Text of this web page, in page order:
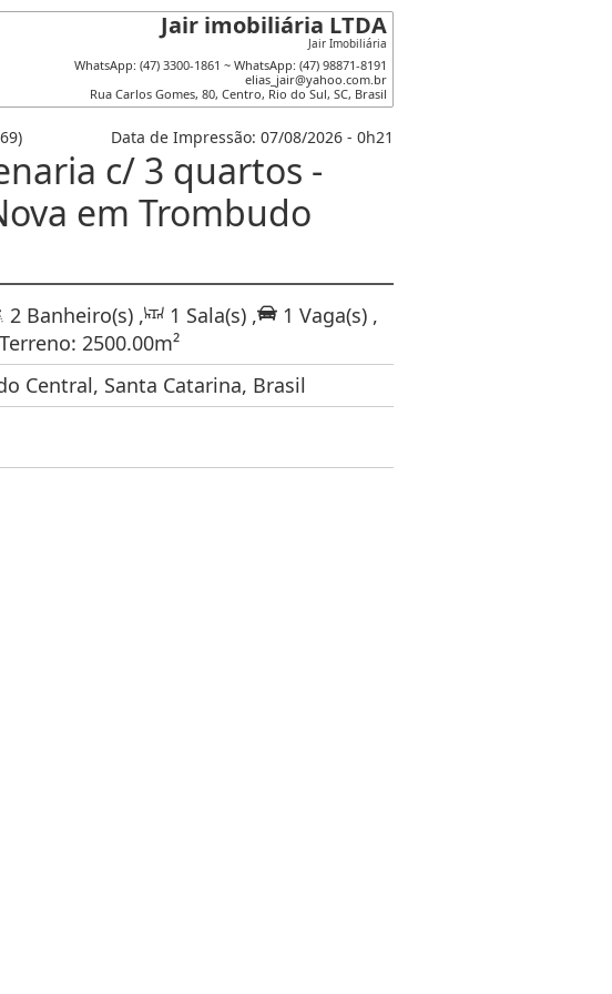
Jair imobiliária LTDA
Jair Imobiliária
WhatsApp: (47) 3300-1861 ~ WhatsApp: (47) 98871-8191
elias_jair@yahoo.com.br
Rua Carlos Gomes, 80, Centro, Rio do Sul, SC, Brasil
Data de Impressão: 07/08/2026 - 0h21
c/ 3 quartos -
em Trombudo
2 Banheiro(s) , 1 Sala(s) , 1 Vaga(s) ,
Terreno: 2500.00m²
Central, Santa Catarina, Brasil